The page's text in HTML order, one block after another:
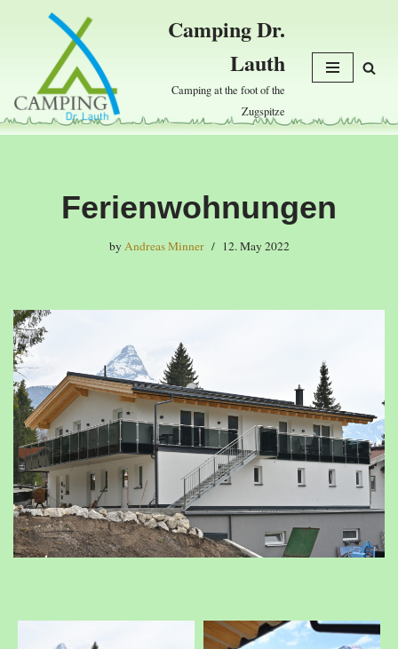
content
Camping Dr.
Lauth
Camping at the foot of the
Zugspitze
Ferienwohnungen
byAndreas Minner 12. May 2022